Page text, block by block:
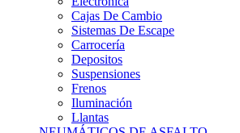
Cajas De Cambio
Sistemas De Escape
Carrocería
Depositos
Suspensiones
Frenos
Iluminación
Llantas